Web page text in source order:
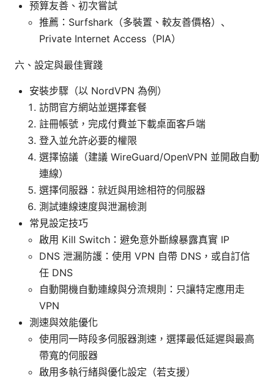
预算友善、初次嘗試
推薦：Surfshark（多裝置、較友善價格）、
Private Internet Access（PIA）
六、設定與最佳實踐
安裝步驟（以 NordVPN 為例）
訪問官方網站並選擇套餐
註冊帳號，完成付費並下載桌面客戶端
登入並允許必要的權限
選擇協議（建議 WireGuard/OpenVPN 並開啟自動
連線）
選擇伺服器：就近與用途相符的伺服器
測試連線速度與泄漏檢測
常見設定技巧
啟用 Kill Switch：避免意外斷線暴露真實 IP
DNS 泄漏防護：使用 VPN 自帶 DNS，或自訂信
任 DNS
自動開機自動連線與分流規則：只讓特定應用走
VPN
測速與效能優化
使用同一時段多伺服器測速，選擇最低延遲與最高
帶寬的伺服器
啟用多執行緒與優化設定（若支援）